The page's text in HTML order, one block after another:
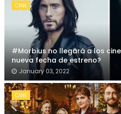
CINE
#Morbius no llegará a los
nueva fecha de estreno?
January 03, 2022
CINE